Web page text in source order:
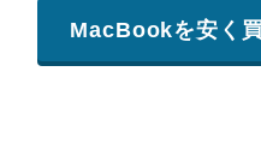
MacBookを安く